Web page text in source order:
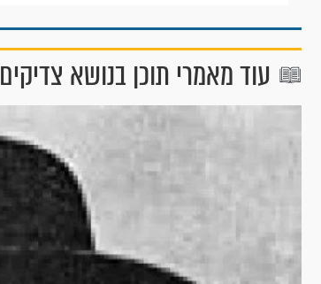
עוד מאמרי תוכן בנושא צדיקים